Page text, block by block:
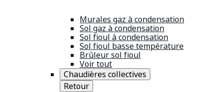
Murales gaz à condensation
Sol gaz à condensation
Sol fioul à condensation
Sol fioul basse température
Brûleur sol fioul
Voir tout
Chaudières collectives
Retour